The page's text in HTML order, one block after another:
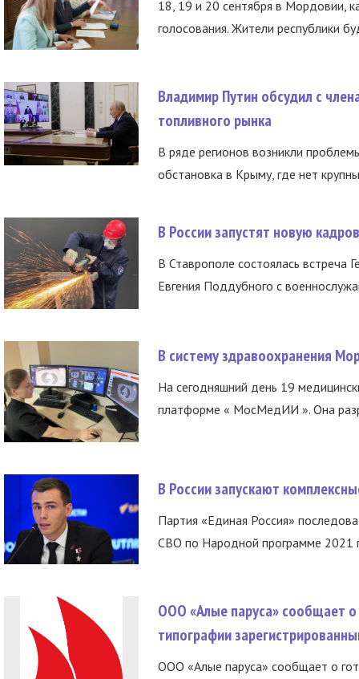
18, 19 и 20 сентября в Мордовии,
голосования. Жители республики
Владимир Путин обсудил с
топливного рынка
В ряде регионов возникли
обстановка в Крыму, где нет
В России запустят новую
В Ставрополе состоялась встреча
Евгения Поддубного с
В систему здравоохранения
На сегодняшний день 19
платформе « МосМедИИ ». Она
В России запускают
Партия «Единая Россия»
СВО по Народной программе 2021
ООО «Алые паруса» сообщает о
типографии
ООО «Алые паруса» сообщает о